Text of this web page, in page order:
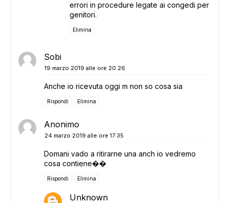
errori in procedure legate ai congedi per
genitori.
Elimina
Sobi
19 marzo 2019 alle ore 20:26
Anche io ricevuta oggi m non so cosa sia
Rispondi Elimina
Anonimo
24 marzo 2019 alle ore 17:35
Domani vado a ritirarne una anch io vedremo
cosa contiene��
Rispondi Elimina
Unknown